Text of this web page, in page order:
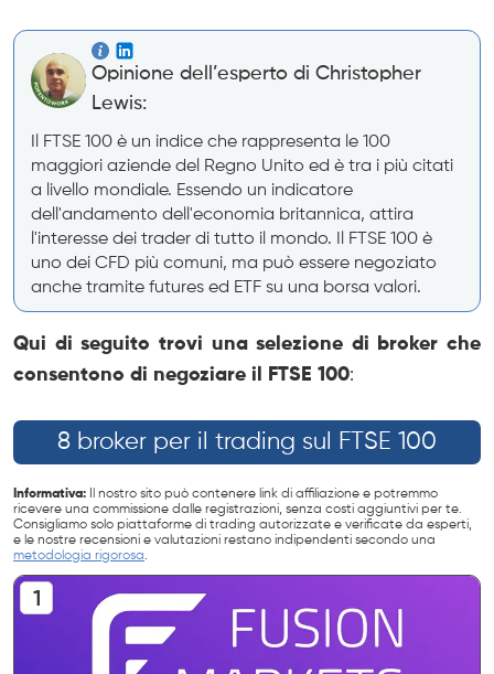
Opinione dell’esperto di Christopher
Lewis:
Il FTSE 100 è un indice che rappresenta le 100
maggiori aziende del Regno Unito ed è tra i più citati
a livello mondiale. Essendo un indicatore
dell'andamento dell'economia britannica, attira
l'interesse dei trader di tutto il mondo. Il FTSE 100 è
uno dei CFD più comuni, ma può essere negoziato
anche tramite futures ed ETF su una borsa valori.
Qui di seguito trovi una selezione di broker che
consentono di negoziare il FTSE 100:
8 broker per il trading sul FTSE 100
Informativa: Il nostro sito può contenere link di affiliazione e potremmo
ricevere una commissione dalle registrazioni, senza costi aggiuntivi per te.
Consigliamo solo piattaforme di trading autorizzate e verificate da esperti,
e le nostre recensioni e valutazioni restano indipendenti secondo una
metodologia rigorosa.